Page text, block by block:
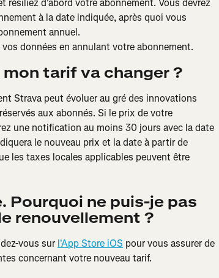
résiliez d'abord votre abonnement. Vous devrez
à la date indiquée, après quoi vous
annuel.
données en annulant votre abonnement.
tarif va changer ?
Strava peut évoluer au gré des innovations
aux abonnés. Si le prix de votre
une notification au moins 30 jours avec la date
le nouveau prix et la date à partir de
les taxes locales applicables peuvent être
Pourquoi ne puis-je pas
renouvellement ?
vous sur l'App Store iOS pour vous assurer de
concernant votre nouveau tarif.